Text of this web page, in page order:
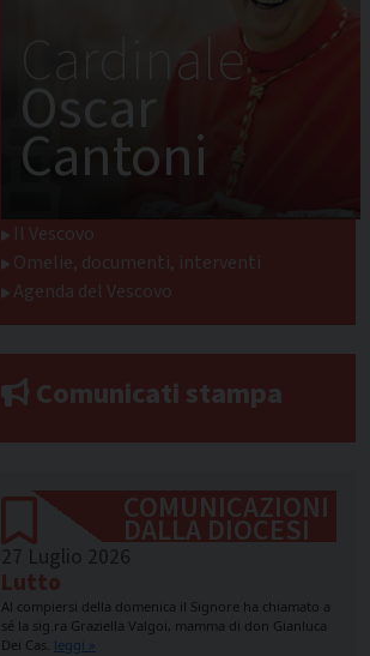
Cardinale
Oscar
Cantoni
Il Vescovo
Omelie, documenti, interventi
Agenda del Vescovo
Comunicati stampa
COMUNICAZIONI
DALLA DIOCESI
27 Luglio 2026
Lutto
Al compiersi della domenica il Signore ha chiamato a
sé la sig.ra Graziella Valgoi, mamma di don Gianluca
Dei Cas. leggi »